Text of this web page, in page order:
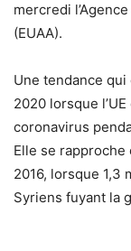
mercredi
(EUAA).
Une tendance
2020 lorsque
coronavirus
Elle se
2016, lorsque 1,3
Syriens fuyant la